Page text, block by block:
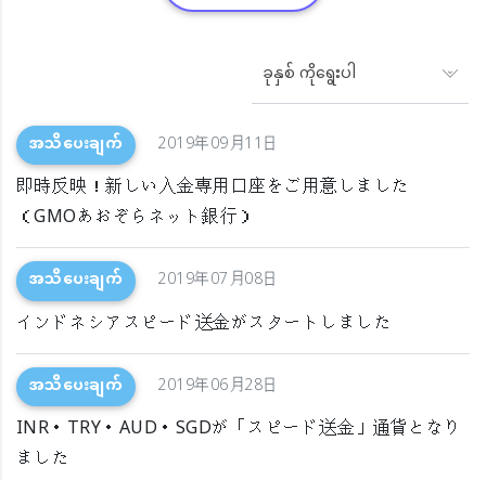
ခုနှစ် ကိုရွေးပါ
အသိပေးချက် 2019年09月11日
即時反映！新しい入金専用口座をご用意しました
（GMOあおぞらネット銀行）
အသိပေးချက် 2019年07月08日
インドネシアスピード送金がスタートしました
အသိပေးချက် 2019年06月28日
INR・TRY・AUD・SGDが「スピード送金」通貨となり
ました